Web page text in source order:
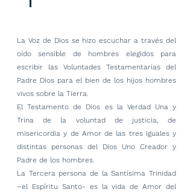
La Voz de Dios se hizo escuchar a través del
oído sensible de hombres elegidos para
escribir las Voluntades Testamentarias del
Padre Dios para el bien de los hijos hombres
vivos sobre la Tierra.
El Testamento de Dios es la Verdad Una y
Trina de la voluntad de justicia, de
misericordia y de Amor de las tres iguales y
distintas personas del Dios Uno Creador y
Padre de los hombres.
La Tercera persona de la Santísima Trinidad
–el Espíritu Santo- es la vida de Amor del